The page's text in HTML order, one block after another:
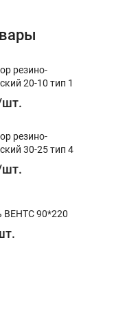
А 125
резино-
20-10 тип 1
шт.
резино-
30-25 тип 4
шт.
ВЕНТС 90*220